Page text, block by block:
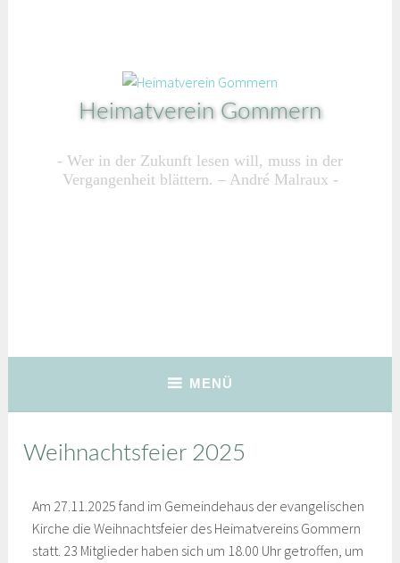
Heimatverein Gommern
Wer in der Zukunft lesen will, muss in der
Vergangenheit blättern. – André Malraux
MENÜ
Weihnachtsfeier 2025
Am 27.11.2025 fand im Gemeindehaus der evangelischen
Kirche die Weihnachtsfeier des Heimatvereins Gommern
statt. 23 Mitglieder haben sich um 18.00 Uhr getroffen, um